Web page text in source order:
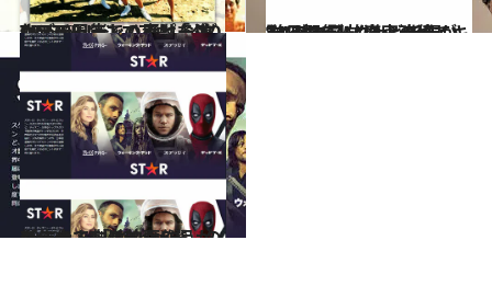
2023.6.20
TRF30周年でハッピーDO DANCE！ シニアも「ダレデモ」楽しく踊れる ダンスチューンの幸せな進化
カルチャー 2023.5.24
”エブエブ”コンビ新作が24日配信！“魔宮の伝説”が26日放送！改めてキー・ホイ・クァンを祝いたい
カルチャー
2022.12.8
ダークで刺激的な作品がズラり… 「Disney＋」の新作大人向け映画5選
カルチャー